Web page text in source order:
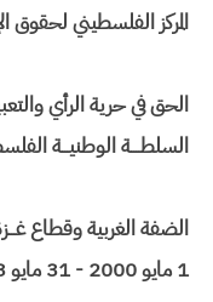
المركز الفلسطيني لحقوق
الحق في حرية الرأي
السلطــــة الوطنيـــة
الضفة الغربية وقطاع
1 مايو 2000 - 31 مايو 2003